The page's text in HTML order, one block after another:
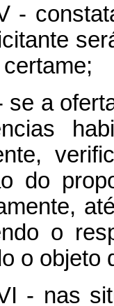
oferta
do
o
o objeto